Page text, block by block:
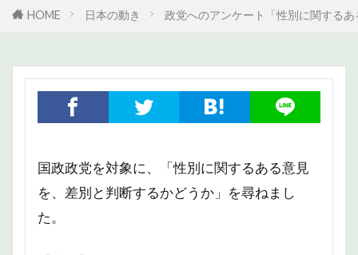
HOME 日本の動き 政党へのアンケート「性別に関する
国政政党を対象に、「性別に関するある意見
を、差別と判断するかどうか」を尋ねまし
た。